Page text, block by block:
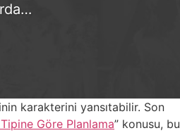
karakterini yansıtabilir. Son
Göre Planlama” konusu, bu